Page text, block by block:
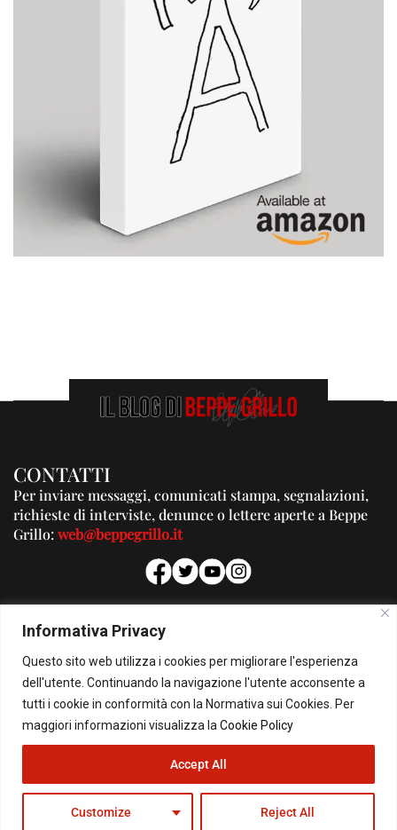
Informativa Privacy
Questo sito web utilizza i cookies per migliorare l'esperienza
dell'utente. Continuando la navigazione l'utente acconsente a
tutti i cookie in conformità con la Normativa sui Cookies. Per
maggiori informazioni visualizza la Cookie Policy
Customize Reject All
Accept All
CONTATTI
Per inviare messaggi, comunicati stampa, segnalazioni,
richieste di interviste, denunce o lettere aperte a Beppe
Grillo:web@beppegrillo.it
PUBBLICITA'
Per la tua pubblicità su questo Blog:
pubblicita@beppegrillo.it
© Copyright 2026 - Il Blog di Beppe Grillo. All Rights Reserved - Powered by
happygrafic.com